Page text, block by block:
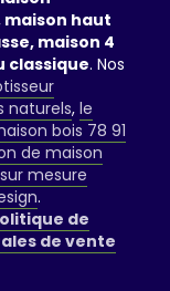
maison haut
maison 4
classique. Nos
naturels, le
bois 78 91
de maison
mesure
.
de
de vente